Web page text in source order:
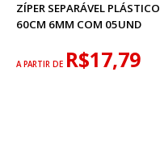
ZÍPER SEPARÁVEL PLÁSTICO
60CM 6MM COM 05UND
A PARTIR DE R$17,79